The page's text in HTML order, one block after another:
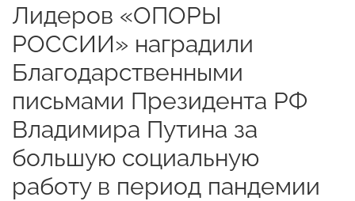
Лидеров «ОПОРЫ
РОССИИ» наградили
Благодарственными
письмами Президента РФ
Владимира Путина за
большую социальную
работу в период пандемии